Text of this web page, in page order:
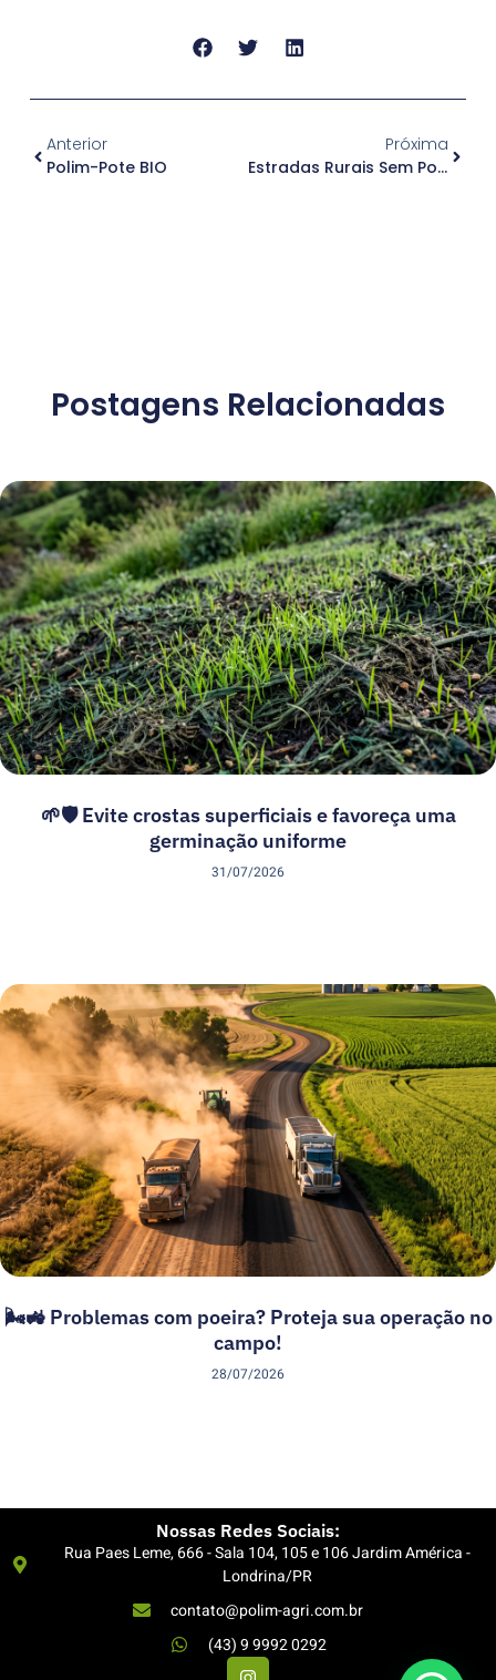
Anterior
Polim-Pote BIO
Próxima
Estradas Rurais Sem Poeira
Postagens Relacionadas
🌱🛡️ Evite crostas superficiais e favoreça uma
germinação uniforme
31/07/2026
🌬️🚜 Problemas com poeira? Proteja sua operação no
campo!
28/07/2026
Nossas Redes Sociais:
Rua Paes Leme, 666 - Sala 104, 105 e 106 Jardim América -
Londrina/PR
contato@polim-agri.com.br
(43) 9 9992 0292